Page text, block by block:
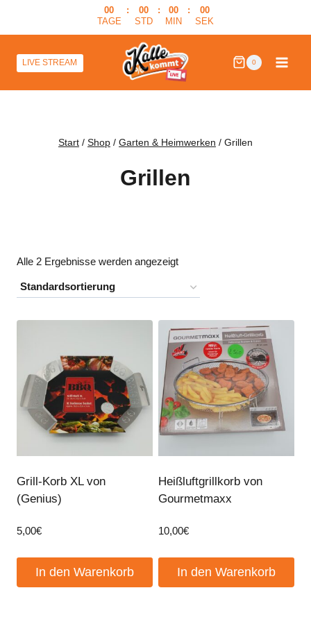
00
TAGE
:
00
STD
:
00
MIN
:
00
SEK
LIVE STREAM 0
Start / Shop / Garten & Heimwerken / Grillen
Grillen
Alle 2 Ergebnisse werden angezeigt
Grill-Korb XL von
(Genius)
5,00€
In den Warenkorb
Heißluftgrillkorb von
Gourmetmaxx
10,00€
In den Warenkorb